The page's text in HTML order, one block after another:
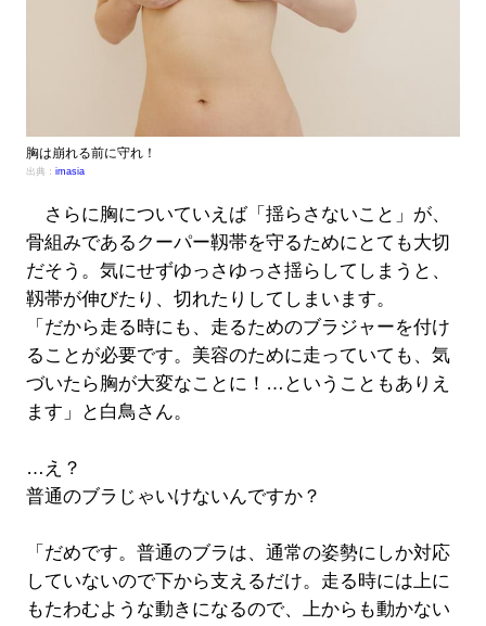
胸は崩れる前に守れ！
出典： imasia
さらに胸についていえば「揺らさないこと」が、
骨組みであるクーパー靱帯を守るためにとても大切
だそう。気にせずゆっさゆっさ揺らしてしまうと、
靱帯が伸びたり、切れたりしてしまいます。
「だから走る時にも、走るためのブラジャーを付け
ることが必要です。美容のために走っていても、気
づいたら胸が大変なことに！…ということもありえ
ます」と白鳥さん。
…え？
普通のブラじゃいけないんですか？
「だめです。普通のブラは、通常の姿勢にしか対応
していないので下から支えるだけ。走る時には上に
もたわむような動きになるので、上からも動かない